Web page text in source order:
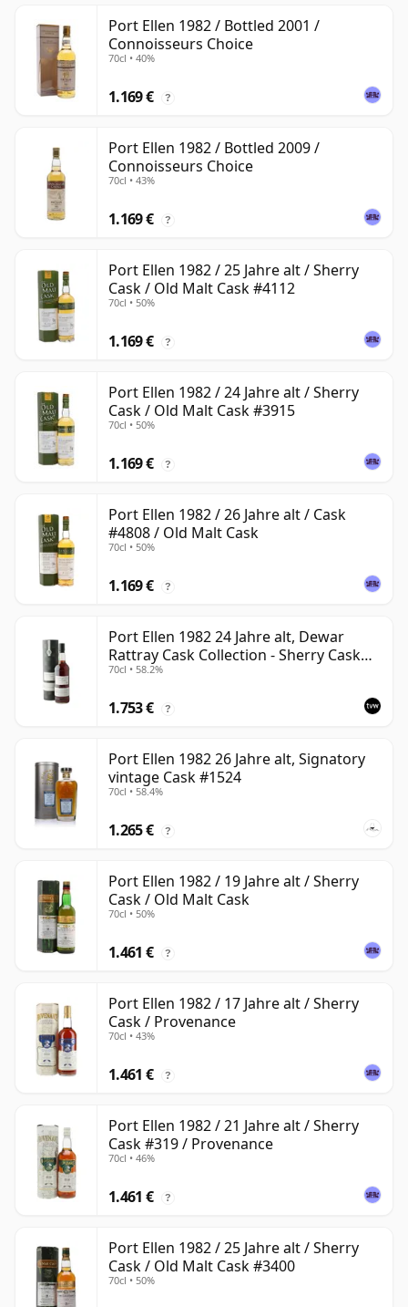
Port Ellen 1982 / Bottled 2001 /
Connoisseurs Choice
70cl • 40%
1.169 € ?
Port Ellen 1982 / Bottled 2009 /
Connoisseurs Choice
70cl • 43%
1.169 € ?
Port Ellen 1982 / 25 Jahre alt / Sherry
Cask / Old Malt Cask #4112
70cl • 50%
1.169 € ?
Port Ellen 1982 / 24 Jahre alt / Sherry
Cask / Old Malt Cask #3915
70cl • 50%
1.169 € ?
Port Ellen 1982 / 26 Jahre alt / Cask
#4808 / Old Malt Cask
70cl • 50%
1.169 € ?
Port Ellen 1982 24 Jahre alt, Dewar
Rattray Cask Collection - Sherry Cask
#2463
70cl • 58.2%
1.753 € ?
Port Ellen 1982 26 Jahre alt, Signatory
vintage Cask #1524
70cl • 58.4%
1.265 € ?
Port Ellen 1982 / 19 Jahre alt / Sherry
Cask / Old Malt Cask
70cl • 50%
1.461 € ?
Port Ellen 1982 / 17 Jahre alt / Sherry
Cask / Provenance
70cl • 43%
1.461 € ?
Port Ellen 1982 / 21 Jahre alt / Sherry
Cask #319 / Provenance
70cl • 46%
1.461 € ?
Port Ellen 1982 / 25 Jahre alt / Sherry
Cask / Old Malt Cask #3400
70cl • 50%